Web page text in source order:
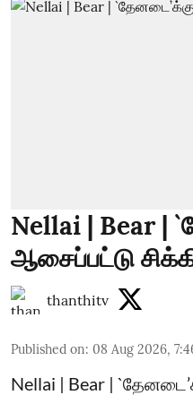
Nellai | Bear |
ஆசைப்பட்டு
thanthitv
Published on: 08 Aug 2026,
Nellai | Bear |